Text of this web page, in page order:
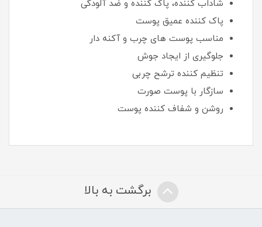
شاداب کننده، پاک کننده و ضد آلودگی
پاک کننده عمیق پوست
مناسب پوست های چرب و آکنه دار
جلوگیری از ایجاد جوش
تنظیم کننده ترشح چربی
سازگار با پوست صورت
روشن و شفاف کننده پوست
برگشت به بالا